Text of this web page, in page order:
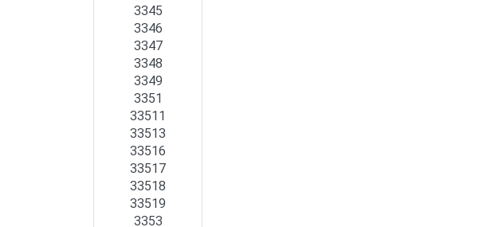
3345
3346
3347
3348
3349
3351
33511
33513
33516
33517
33518
33519
3353